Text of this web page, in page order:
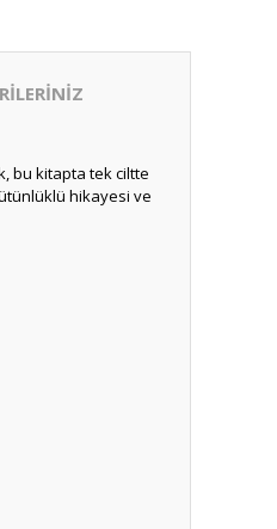
bu kitapta tek ciltte
hikayesi ve